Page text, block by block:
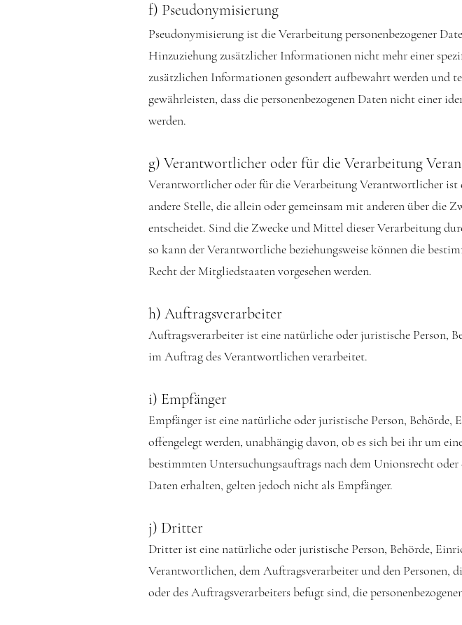
f) Pseudonymisierung
Pseudonymisierung ist die Verarbeitung personenbezogener
Hinzuziehung zusätzlicher Informationen nicht mehr einer
zusätzlichen Informationen gesondert aufbewahrt werden und
gewährleisten, dass die personenbezogenen Daten nicht einer
werden.
g) Verantwortlicher oder für die Verarbeitung
Verantwortlicher oder für die Verarbeitung Verantwortlicher
andere Stelle, die allein oder gemeinsam mit anderen über die
entscheidet. Sind die Zwecke und Mittel dieser Verarbeitung
so kann der Verantwortliche beziehungsweise können die
Recht der Mitgliedstaaten vorgesehen werden.
h) Auftragsverarbeiter
Auftragsverarbeiter ist eine natürliche oder juristische Person,
im Auftrag des Verantwortlichen verarbeitet.
i) Empfänger
Empfänger ist eine natürliche oder juristische Person, Behörde,
offengelegt werden, unabhängig davon, ob es sich bei ihr um
bestimmten Untersuchungsauftrags nach dem Unionsrecht
Daten erhalten, gelten jedoch nicht als Empfänger.
j) Dritter
Dritter ist eine natürliche oder juristische Person, Behörde,
Verantwortlichen, dem Auftragsverarbeiter und den
oder des Auftragsverarbeiters befugt sind, die